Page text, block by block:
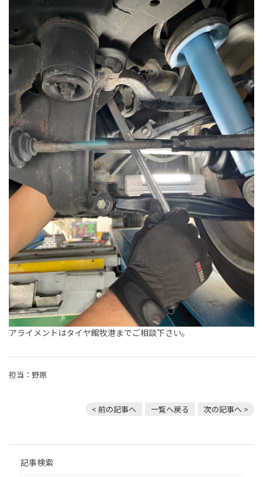
アライメントはタイヤ館牧港までご相談下さい。
担当：野原
< 前の記事へ 一覧へ戻る 次の記事へ >
記事検索